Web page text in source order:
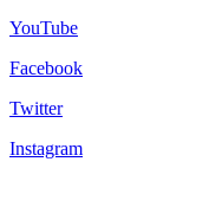
YouTube
Facebook
Twitter
Instagram